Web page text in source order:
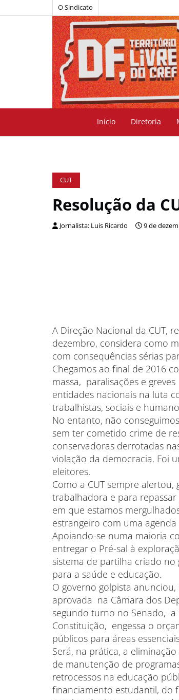
O Sindicato
Início Diretoria
CUT
Resolução da
Jornalista: Luis Ricardo 9 de
A Direção Nacional da CUT,
dezembro, considera como
com consequências sérias
Chegamos ao final de 2016
massa, paralisações e
entidades nacionais na luta
trabalhistas, sociais e
No entanto, não
sem ter cometido crime de
conservadoras derrotadas
violação da democracia. Foi
eleitores.
Como a CUT sempre
trabalhadora e para
em que estamos
estrangeiro com uma
Apoiando-se numa maioria
entregar o Pré-sal à
sistema de partilha criado
para a saúde e educação.
O governo golpista
aprovada na Câmara dos
segundo turno no Senado, a
Constituição, engessa o
públicos para áreas
Será, na prática, a
de manutenção de
retrocessos na educação
financiamento estudantil, do